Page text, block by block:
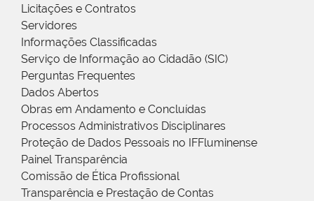
Licitações e Contratos
Servidores
Informações Classificadas
Serviço de Informação ao Cidadão (SIC)
Perguntas Frequentes
Dados Abertos
Obras em Andamento e Concluídas
Processos Administrativos Disciplinares
Proteção de Dados Pessoais no IFFluminense
Painel Transparência
Comissão de Ética Profissional
Transparência e Prestação de Contas